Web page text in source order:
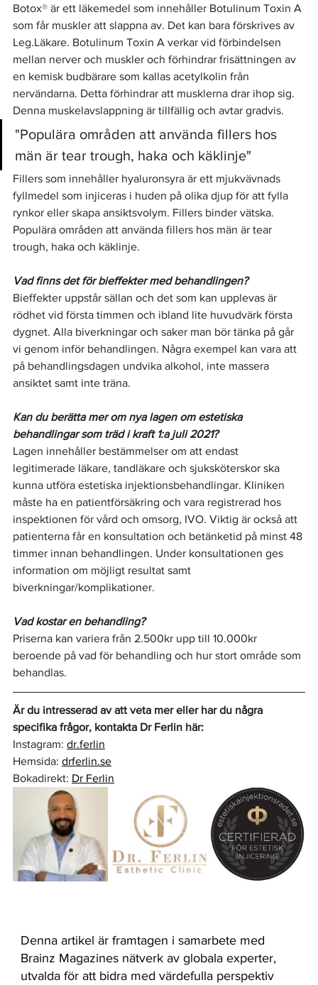
Botox® är ett läkemedel som innehåller Botulinum Toxin A
som får muskler att slappna av. Det kan bara förskrives av
Leg.Läkare. Botulinum Toxin A verkar vid förbindelsen
mellan nerver och muskler och förhindrar frisättningen av
en kemisk budbärare som kallas acetylkolin från
nervändarna. Detta förhindrar att musklerna drar ihop sig.
Denna muskelavslappning är tillfällig och avtar gradvis.
"Populära områden att använda fillers hos
män är tear trough, haka och käklinje"
Fillers som innehåller hyaluronsyra är ett mjukvävnads
fyllmedel som injiceras i huden på olika djup för att fylla
rynkor eller skapa ansiktsvolym. Fillers binder vätska.
Populära områden att använda fillers hos män är tear
trough, haka och käklinje.
Vad finns det för bieffekter med behandlingen?
Bieffekter uppstår sällan och det som kan upplevas är
rödhet vid första timmen och ibland lite huvudvärk första
dygnet. Alla biverkningar och saker man bör tänka på går
vi genom inför behandlingen. Några exempel kan vara att
på behandlingsdagen undvika alkohol, inte massera
ansiktet samt inte träna.
Kan du berätta mer om nya lagen om estetiska
behandlingar som träd i kraft 1:a juli 2021?
Lagen innehåller bestämmelser om att endast
legitimerade läkare, tandläkare och sjuksköterskor ska
kunna utföra estetiska injektionsbehandlingar. Kliniken
måste ha en patientförsäkring och vara registrerad hos
inspektionen för vård och omsorg, IVO. Viktig är också att
patienterna får en konsultation och betänketid på minst 48
timmer innan behandlingen. Under konsultationen ges
information om möjligt resultat samt
biverkningar/komplikationer.
Vad kostar en behandling?
Priserna kan variera från 2.500kr upp till 10.000kr
beroende på vad för behandling och hur stort område som
behandlas.
Är du intresserad av att veta mer eller har du några
specifika frågor, kontakta Dr Ferlin här:
Instagram: dr.ferlin
Hemsida: drferlin.se
Bokadirekt: Dr Ferlin
Denna artikel är framtagen i samarbete med
Brainz Magazines nätverk av globala experter,
utvalda för att bidra med värdefulla perspektiv